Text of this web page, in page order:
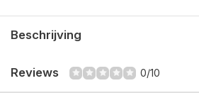
Beschrijving
Reviews 0/10